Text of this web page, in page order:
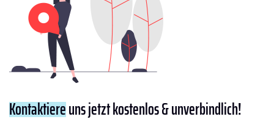
Kontaktiereuns jetzt kostenlos & unverbindlich!